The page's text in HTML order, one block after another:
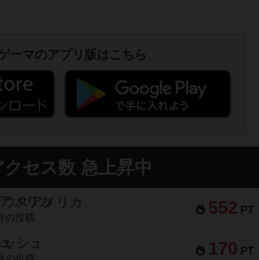
ーマのアプリ版はこちら
クセス数 急上昇中
552 PT
スアメリカ
の投稿
170 PT
シュ